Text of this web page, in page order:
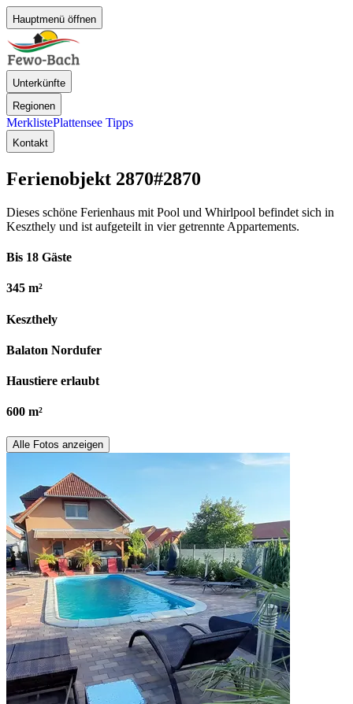
Hauptmenü öffnen
Unterkünfte
Regionen
MerklistePlattensee Tipps
Kontakt
Ferienobjekt 2870#2870
Dieses schöne Ferienhaus mit Pool und Whirlpool befindet sich in
Keszthely und ist aufgeteilt in vier getrennte Appartements.
Bis 18 Gäste
345 m²
Keszthely
Balaton Nordufer
Haustiere erlaubt
600 m²
Alle Fotos anzeigen